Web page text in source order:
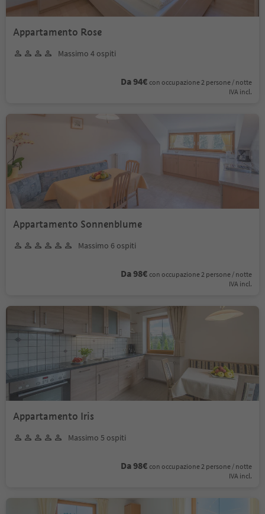
Appartamento Rose
Massimo 4 ospiti
Da 94€ con occupazione 2 persone / notte
IVA incl.
Appartamento Sonnenblume
Massimo 6 ospiti
Da 98€ con occupazione 2 persone / notte
IVA incl.
Appartamento Iris
Massimo 5 ospiti
Da 98€ con occupazione 2 persone / notte
IVA incl.